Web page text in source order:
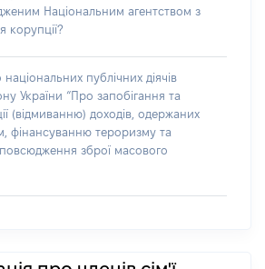
Національним агентством з
корупції?
публічних діячів
України “Про запобігання та
(відмиванню) доходів, одержаних
фінансуванню тероризму та
зброї масового